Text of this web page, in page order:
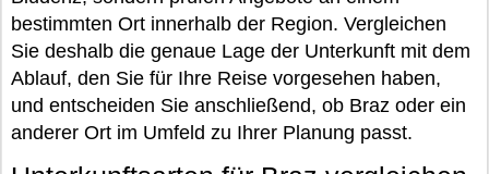
bestimmten Ort innerhalb der Region. Vergleichen
Sie deshalb die genaue Lage der Unterkunft mit dem
Ablauf, den Sie für Ihre Reise vorgesehen haben,
und entscheiden Sie anschließend, ob Braz oder ein
anderer Ort im Umfeld zu Ihrer Planung passt.